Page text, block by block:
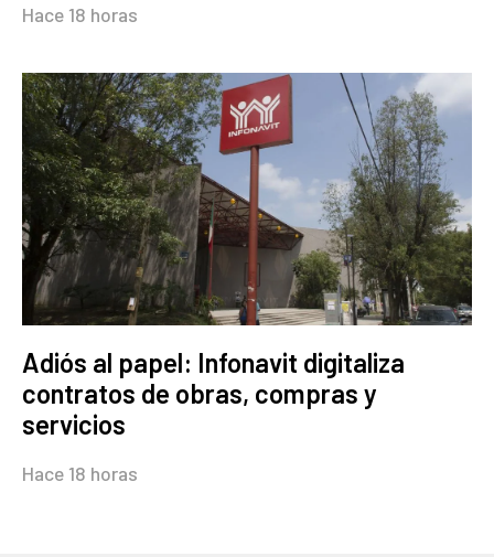
Hace 18 horas
Adiós al papel: Infonavit digitaliza
contratos de obras, compras y
servicios
Hace 18 horas